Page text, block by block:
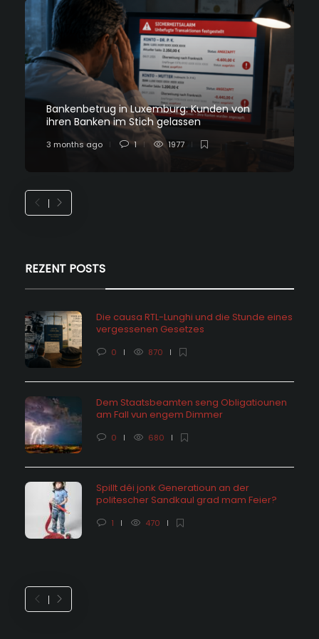
Bankenbetrug in Luxemburg: Kunden von
ihren Banken im Stich gelassen
3 months ago 1 1977
REZENT POSTS
Die causa RTL-Lunghi und die Stunde eines
vergessenen Gesetzes
0 870
Dem Staatsbeamten seng Obligatiounen
am Fall vun engem Dimmer
0 680
Spillt déi jonk Generatioun an der
politescher Sandkaul grad mam Feier?
1 470